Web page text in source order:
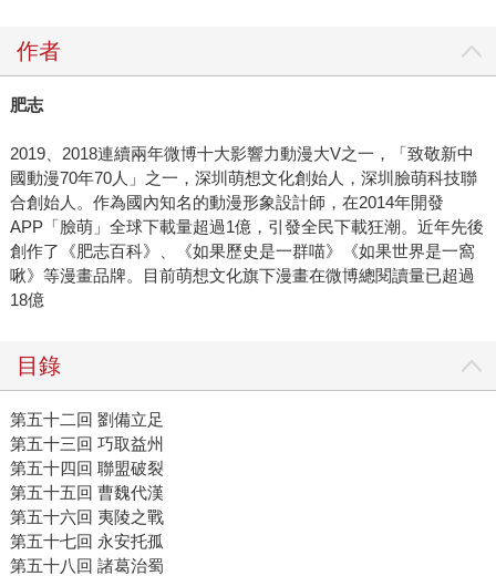
作者
肥志
2019、2018連續兩年微博十大影響力動漫大V之一，「致敬新中
國動漫70年70人」之一，深圳萌想文化創始人，深圳臉萌科技聯
合創始人。作為國內知名的動漫形象設計師，在2014年開發
APP「臉萌」全球下載量超過1億，引發全民下載狂潮。近年先後
創作了《肥志百科》、《如果歷史是一群喵》《如果世界是一窩
啾》等漫畫品牌。目前萌想文化旗下漫畫在微博總閱讀量已超過
18億
目錄
第五十二回 劉備立足
第五十三回 巧取益州
第五十四回 聯盟破裂
第五十五回 曹魏代漢
第五十六回 夷陵之戰
第五十七回 永安托孤
第五十八回 諸葛治蜀